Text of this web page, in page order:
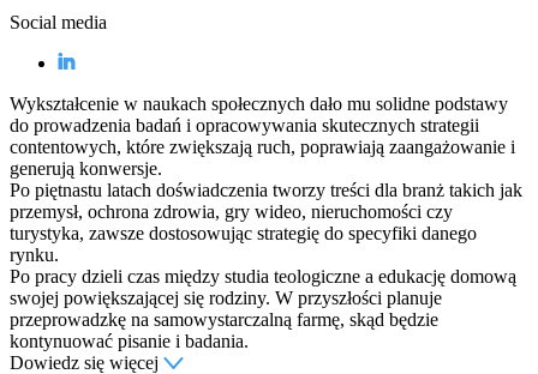
Social media
Wykształcenie w naukach społecznych dało mu solidne podstawy
do prowadzenia badań i opracowywania skutecznych strategii
contentowych, które zwiększają ruch, poprawiają zaangażowanie i
generują konwersje.
Po piętnastu latach doświadczenia tworzy treści dla branż takich jak
przemysł, ochrona zdrowia, gry wideo, nieruchomości czy
turystyka, zawsze dostosowując strategię do specyfiki danego
rynku.
Po pracy dzieli czas między studia teologiczne a edukację domową
swojej powiększającej się rodziny. W przyszłości planuje
przeprowadzkę na samowystarczalną farmę, skąd będzie
kontynuować pisanie i badania.
Dowiedz się więcej